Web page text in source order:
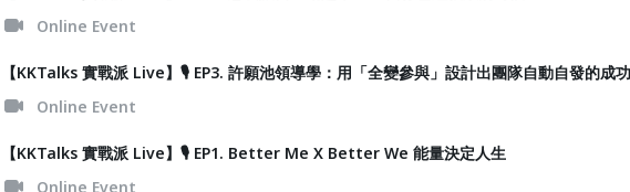
Online Event
【KKTalks 實戰派 Live】🎙️ EP3. 許願池領導學：用「全變參與」設計出團隊自動自發的成
Online Event
【KKTalks 實戰派 Live】🎙️ EP1. Better Me X Better We 能量決定人生
Online Event